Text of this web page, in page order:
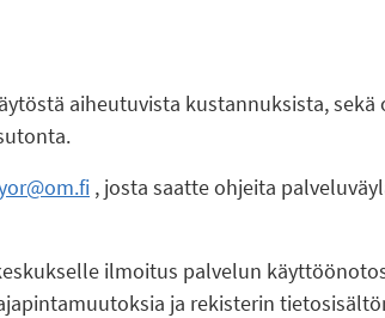
aiheutuvista kustannuksista,
, josta saatte ohjeita
ilmoitus palvelun
ja rekisterin